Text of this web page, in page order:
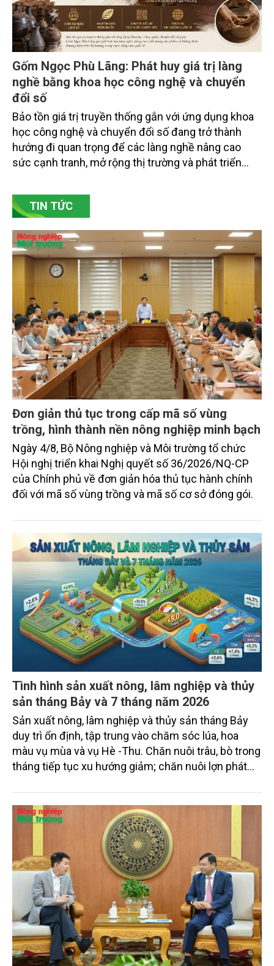
Gốm Ngọc Phù Lãng: Phát huy giá trị làng
nghề bằng khoa học công nghệ và chuyển
đổi số
Bảo tồn giá trị truyền thống gắn với ứng dụng khoa
học công nghệ và chuyển đổi số đang trở thành
hướng đi quan trọng để các làng nghề nâng cao
sức cạnh tranh, mở rộng thị trường và phát triển
Bắc Ninh, nhiều nghệ nhân và cơ sở sản xuất đã
chủ động đổi mới tư duy, đầu tư công nghệ, xây
TIN TỨC
Đơn giản thủ tục trong cấp mã số vùng
trồng, hình thành nền nông nghiệp minh bạch
Ngày 4/8, Bộ Nông nghiệp và Môi trường tổ chức
Hội nghị triển khai Nghị quyết số 36/2026/NQ-CP
của Chính phủ về đơn giản hóa thủ tục hành chính
đối với mã số vùng trồng và mã số cơ sở đóng gói.
Tình hình sản xuất nông, lâm nghiệp và thủy
sản tháng Bảy và 7 tháng năm 2026
Sản xuất nông, lâm nghiệp và thủy sản tháng Bảy
duy trì ổn định, tập trung vào chăm sóc lúa, hoa
màu vụ mùa và vụ Hè -Thu. Chăn nuôi trâu, bò trong
tháng tiếp tục xu hướng giảm; chăn nuôi lợn phát
trưởng khá. Diện tích rừng trồng mới và sản lượng
thủy sản đều tăng nhẹ.